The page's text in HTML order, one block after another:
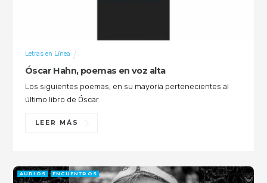
Óscar Hahn, poemas en voz alta
Letras en Línea
Los siguientes poemas, en su mayoría pertenecientes al
último libro de Óscar
LEER MÁS
AUDIOS ENCUENTROS